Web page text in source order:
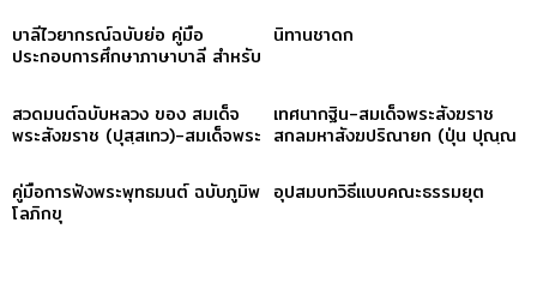
บาลีไวยากรณ์ฉบับย่อ คู่มือ
ประกอบการศึกษาภาษาบาลี สำหรับ
นิทานชาดก
สวดมนต์ฉบับหลวง ของ สมเด็จ
พระสังฆราช (ปุสฺสเทว)-สมเด็จพระ
เทศนากฐิน-สมเด็จพระสังฆราช
สกลมหาสังฆปริณายก (ปุ่น ปุณฺณ
คู่มือการฟังพระพุทธมนต์ ฉบับภูมิพ
โลภิกขุ
อุปสมบทวิธีแบบคณะธรรมยุต